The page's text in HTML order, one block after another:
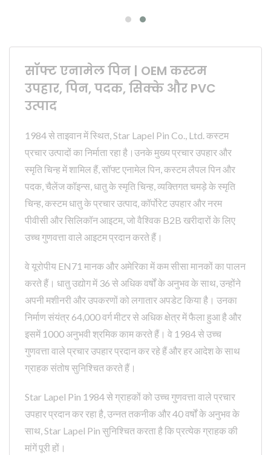
सॉफ्ट एनामेल पिन | OEM कस्टम
उपहार, पिन, पदक, सिक्के और PVC
उत्पाद
1984 से ताइवान में स्थित, Star Lapel Pin Co., Ltd. कस्टम
प्रचार उत्पादों का निर्माता रहा है।उनके मुख्य प्रचार उपहार और
स्मृति चिन्ह में शामिल हैं, सॉफ्ट एनामेल पिन, कस्टम लैपल पिन और
पदक, चैलेंज कॉइन्स, धातु के स्मृति चिन्ह, व्यक्तिगत चमड़े के स्मृति
चिन्ह, कस्टम धातु के प्रचार उत्पाद, कॉर्पोरेट उपहार और नरम
पीवीसी और सिलिकॉन आइटम, जो वैश्विक B2B खरीदारों के लिए
उच्च गुणवत्ता वाले आइटम प्रदान करते हैं।
वे यूरोपीय EN71 मानक और अमेरिका में कम सीसा मानकों का पालन
करते हैं। धातु उद्योग में 36 से अधिक वर्षों के अनुभव के साथ, उन्होंने
अपनी मशीनरी और उपकरणों को लगातार अपडेट किया है। उनका
निर्माण संयंत्र 64,000 वर्ग मीटर से अधिक क्षेत्र में फैला हुआ है और
इसमें 1000 अनुभवी श्रमिक काम करते हैं। वे 1984 से उच्च
गुणवत्ता वाले प्रचार उपहार प्रदान कर रहे हैं और हर आदेश के साथ
ग्राहक संतोष सुनिश्चित करते हैं।
Star Lapel Pin 1984 से ग्राहकों को उच्च गुणवत्ता वाले प्रचार
उपहार प्रदान कर रहा है, उन्नत तकनीक और 40 वर्षों के अनुभव के
साथ, Star Lapel Pin सुनिश्चित करता है कि प्रत्येक ग्राहक की
मांगें पूरी हों।